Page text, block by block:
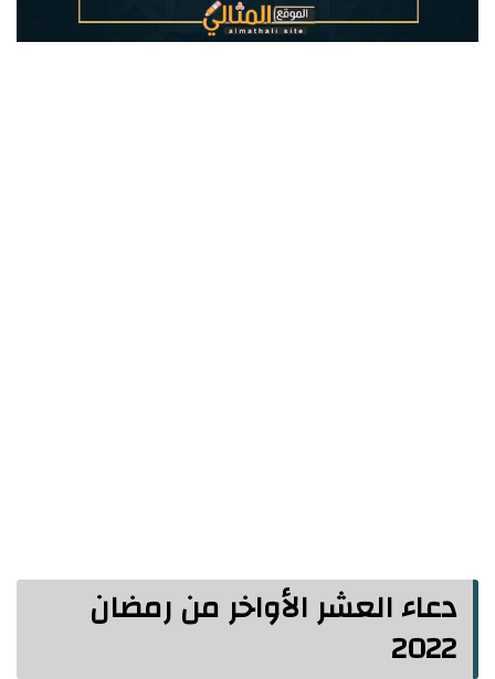
دعاء العشر الأواخر من رمضان
2022